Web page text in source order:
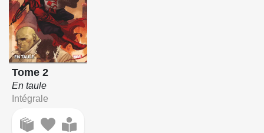
Tome 2
En taule
Intégrale